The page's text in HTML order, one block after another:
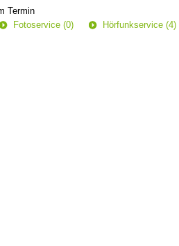
Termin
Fotoservice (0) Hörfunkservice (4)